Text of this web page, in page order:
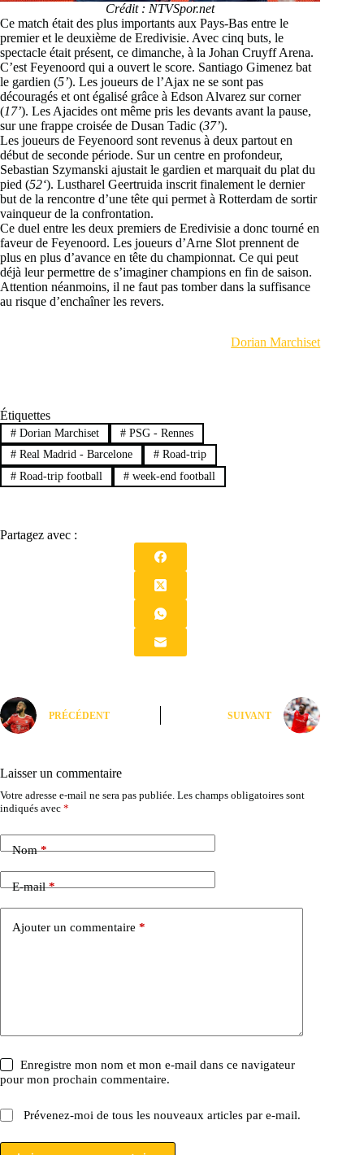
Crédit : NTVSpor.net
Ce match était des plus importants aux Pays-Bas entre le
premier et le deuxième de Eredivisie. Avec cinq buts, le
spectacle était présent, ce dimanche, à la Johan Cruyff Arena.
C’est Feyenoord qui a ouvert le score. Santiago Gimenez bat
le gardien (5’). Les joueurs de l’Ajax ne se sont pas
découragés et ont égalisé grâce à Edson Alvarez sur corner
(17’). Les Ajacides ont même pris les devants avant la pause,
sur une frappe croisée de Dusan Tadic (37’).
Les joueurs de Feyenoord sont revenus à deux partout en
début de seconde période. Sur un centre en profondeur,
Sebastian Szymanski ajustait le gardien et marquait du plat du
pied (52‘). Lustharel Geertruida inscrit finalement le dernier
but de la rencontre d’une tête qui permet à Rotterdam de sortir
vainqueur de la confrontation.
Ce duel entre les deux premiers de Eredivisie a donc tourné en
faveur de Feyenoord. Les joueurs d’Arne Slot prennent de
plus en plus d’avance en tête du championnat. Ce qui peut
déjà leur permettre de s’imaginer champions en fin de saison.
Attention néanmoins, il ne faut pas tomber dans la suffisance
au risque d’enchaîner les revers.
Dorian Marchiset
Étiquettes
#Dorian Marchiset #PSG - Rennes
#Real Madrid - Barcelone #Road-trip
#Road-trip football #week-end football
Partagez avec :
PRÉCÉDENT SUIVANT
Laisser un commentaire
Votre adresse e-mail ne sera pas publiée. Les champs obligatoires sont
indiqués avec *
Nom*
E-mail*
Ajouter un commentaire *
Enregistre mon nom et mon e-mail dans ce navigateur
pour mon prochain commentaire.
Prévenez-moi de tous les nouveaux articles par e-mail.